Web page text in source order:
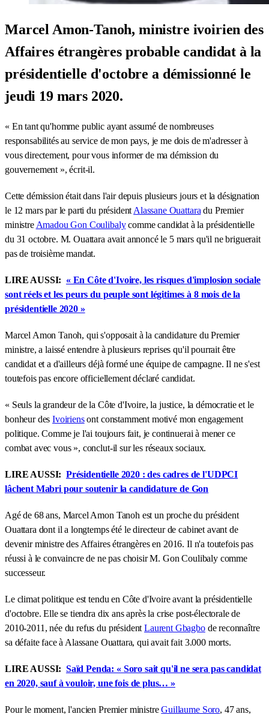
Marcel Amon-Tanoh, ministre ivoirien des
Affaires étrangères probable candidat à la
présidentielle d'octobre a démissionné le
jeudi 19 mars 2020.
« En tant qu'homme public ayant assumé de nombreuses
responsabilités au service de mon pays, je me dois de m'adresser à
vous directement, pour vous informer de ma démission du
gouvernement », écrit-il.
Cette démission était dans l'air depuis plusieurs jours et la désignation
le 12 mars par le parti du président Alassane Ouattara du Premier
ministre Amadou Gon Coulibalycomme candidat à la présidentielle
du 31 octobre. M. Ouattara avait annoncé le 5 mars qu'il ne briguerait
pas de troisième mandat.
LIRE AUSSI: « En Côte d'Ivoire, les risques d'implosion sociale
sont réels et les peurs du peuple sont légitimes à 8 mois de la
présidentielle 2020 »
Marcel Amon Tanoh, qui s'opposait à la candidature du Premier
ministre, a laissé entendre à plusieurs reprises qu'il pourrait être
candidat et a d'ailleurs déjà formé une équipe de campagne. Il ne s'est
toutefois pas encore officiellement déclaré candidat.
« Seuls la grandeur de la Côte d'Ivoire, la justice, la démocratie et le
bonheur desIvoiriensont constamment motivé mon engagement
politique. Comme je l'ai toujours fait, je continuerai à mener ce
combat avec vous », conclut-il sur les réseaux sociaux.
LIRE AUSSI: Présidentielle 2020 : des cadres de l'UDPCI
lâchent Mabri pour soutenir la candidature de Gon
Agé de 68 ans, Marcel Amon Tanoh est un proche du président
Ouattara dont il a longtemps été le directeur de cabinet avant de
devenir ministre des Affaires étrangères en 2016. Il n'a toutefois pas
réussi à le convaincre de ne pas choisir M. Gon Coulibaly comme
successeur.
Le climat politique est tendu en Côte d'Ivoire avant la présidentielle
d'octobre. Elle se tiendra dix ans après la crise post-électorale de
2010-2011, née du refus du présidentLaurent Gbagbode reconnaître
sa défaite face à Alassane Ouattara, qui avait fait 3.000 morts.
LIRE AUSSI: Saïd Penda: « Soro sait qu'il ne sera pas candidat
en 2020, sauf à vouloir, une fois de plus… »
Pour le moment, l'ancien Premier ministreGuillaume Soro, 47 ans,